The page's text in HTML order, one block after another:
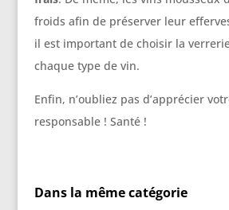
froids afin de préserver leur
il est important de choisir la
chaque type de vin.
Enfin, n’oubliez pas d’apprécier
responsable ! Santé !
Dans la même catégorie